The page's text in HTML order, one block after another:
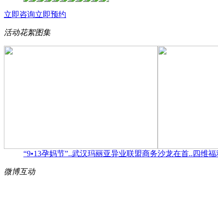
立即咨询立即预约
活动花絮图集
“9•13孕妈节”..武汉玛丽亚异业联盟商务沙龙在首.. 四维
微博互动